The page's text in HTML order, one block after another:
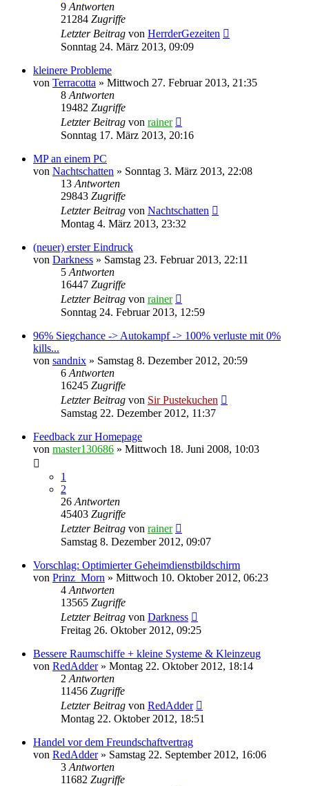
9 Antworten
21284 Zugriffe
Letzter Beitrag von HerrderGezeiten
Sonntag 24. März 2013, 09:09
kleinere Probleme
von Terracotta » Mittwoch 27. Februar 2013, 21:35
8 Antworten
19482 Zugriffe
Letzter Beitrag von rainer
Sonntag 17. März 2013, 20:16
MP an einem PC
von Nachtschatten » Sonntag 3. März 2013, 22:08
13 Antworten
29843 Zugriffe
Letzter Beitrag von Nachtschatten
Montag 4. März 2013, 23:32
(neuer) erster Eindruck
von Darkness » Samstag 23. Februar 2013, 22:11
5 Antworten
16447 Zugriffe
Letzter Beitrag von rainer
Sonntag 24. Februar 2013, 12:59
96% Siegchance -> Autokampf -> 100% verluste mit 0%
kills...
von sandnix » Samstag 8. Dezember 2012, 20:59
6 Antworten
16245 Zugriffe
Letzter Beitrag von Sir Pustekuchen
Samstag 22. Dezember 2012, 11:37
Feedback zur Homepage
von master130686 » Mittwoch 18. Juni 2008, 10:03
1
2
26 Antworten
45403 Zugriffe
Letzter Beitrag von rainer
Samstag 8. Dezember 2012, 09:07
Vorschlag: Optimierter Geheimdienstbildschirm
von Prinz_Morn » Mittwoch 10. Oktober 2012, 06:23
4 Antworten
13565 Zugriffe
Letzter Beitrag von Darkness
Freitag 26. Oktober 2012, 09:25
Bessere Raumschiffe + kleine Systeme & Kleinzeug
von RedAdder» Montag 22. Oktober 2012, 18:14
2 Antworten
11456 Zugriffe
Letzter Beitrag von RedAdder
Montag 22. Oktober 2012, 18:51
Handel vor dem Freundschaftvertrag
von RedAdder» Samstag 22. September 2012, 16:06
3 Antworten
11682 Zugriffe